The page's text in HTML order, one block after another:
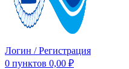
Логин / Регистрация
0 пунктов 0,00 ₽